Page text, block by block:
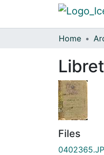
Home
Files